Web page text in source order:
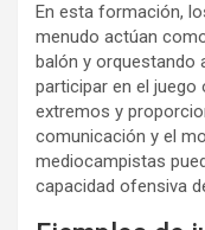
En esta formación,
menudo actúan
balón y orquestando
participar en el
extremos y
comunicación y el
mediocampistas
capacidad ofensiva